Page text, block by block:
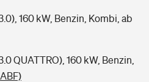
160 kW, Benzin, Kombi, ab
QUATTRO), 160 kW, Benzin,